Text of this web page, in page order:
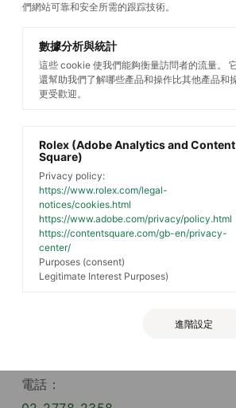
本網站服務條款（下稱「本條款」）
或使用本網站服務前，所須了解並同
網站營運者資訊
本網站係由【中美鐘錶眼鏡股份有限
「本公司」）所有及營運。
電話：
們網站可靠和安全所需的跟踪技術。
數據分析與統計
這些 cookie 使我們能夠衡量訪問者的流量。
還幫助我們了解哪些產品和操作比其他產品和
更受歡迎。
Rolex (Adobe Analytics and Content
Square)
Privacy policy:
https://www.rolex.com/legal-
notices/cookies.html
https://www.adobe.com/privacy/policy.html
https://contentsquare.com/gb-en/privacy-
center/
Purposes (consent)
Legitimate Interest Purposes)
進階設定